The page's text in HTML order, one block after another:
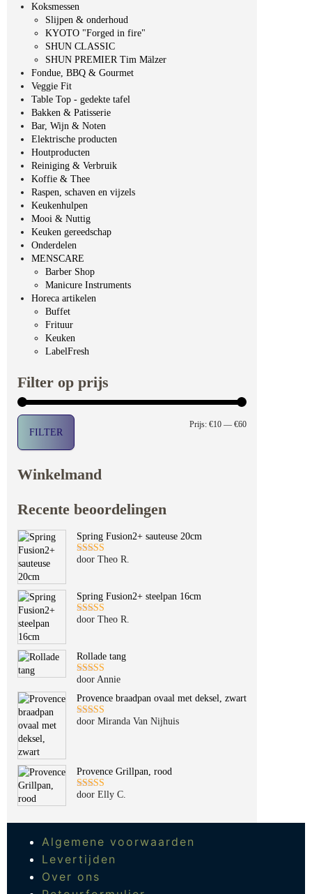
Koksmessen
Slijpen & onderhoud
KYOTO "Forged in fire"
SHUN CLASSIC
SHUN PREMIER Tim Mälzer
Fondue, BBQ & Gourmet
Veggie Fit
Table Top - gedekte tafel
Bakken & Patisserie
Bar, Wijn & Noten
Elektrische producten
Houtproducten
Reiniging & Verbruik
Koffie & Thee
Raspen, schaven en vijzels
Keukenhulpen
Mooi & Nuttig
Keuken gereedschap
Onderdelen
MENSCARE
Barber Shop
Manicure Instruments
Horeca artikelen
Buffet
Frituur
Keuken
LabelFresh
Filter op prijs
Min. prijs
Max. prijs
FILTER
Prijs: €10 — €60
Winkelmand
Recente beoordelingen
Spring Fusion2+ sauteuse 20cm
Gewaardeerd
door Theo R.
Spring Fusion2+ steelpan 16cm
Gewaardeerd
door Theo R.
Rollade tang
Gewaardeerd
door Annie
Provence braadpan ovaal met deksel, zwart
Gewaardeerd
door Miranda Van Nijhuis
Provence Grillpan, rood
Gewaardeerd
door Elly C.
Algemene voorwaarden
Levertijden
Over ons